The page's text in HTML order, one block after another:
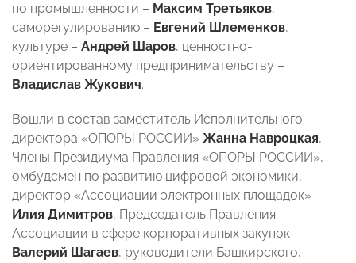
по промышленности – Максим Третьяков,
саморегулированию – Евгений Шлеменков,
культуре – Андрей Шаров, ценностно-
ориентированному предпринимательству –
Владислав Жукович.
Вошли в состав заместитель Исполнительного
директора «ОПОРЫ РОССИИ» Жанна Навроцкая,
Члены Президиума Правления «ОПОРЫ РОССИИ»,
омбудсмен по развитию цифровой экономики,
директор «Ассоциации электронных площадок»
Илия Димитров, Председатель Правления
Ассоциации в сфере корпоративных закупок
Валерий Шагаев, руководители Башкирского,